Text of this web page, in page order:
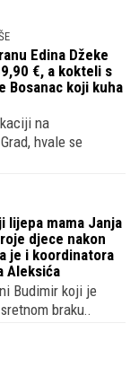
Zlatka Cica
je skoro ..
Edina Džeke
na
hvale se
lijepa mama Janja